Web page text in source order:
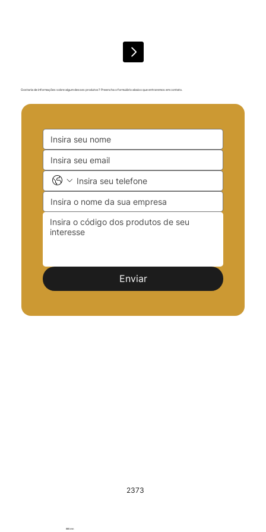
2373
885 mm
Gostaria de informações sobre algum desses produtos? Preencha o formulário abaixo que entraremos em contato.
Enviar